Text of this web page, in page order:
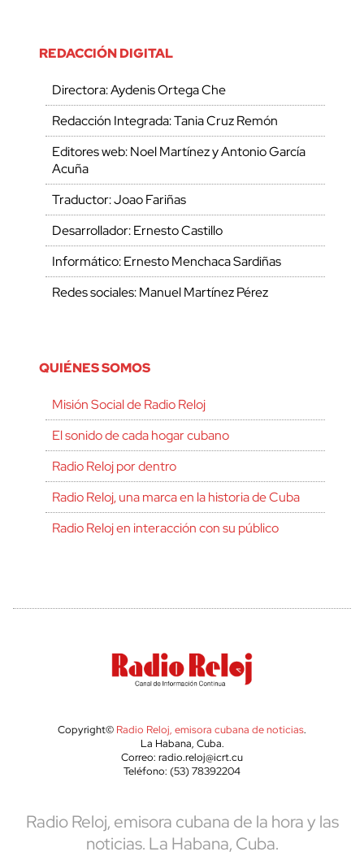
REDACCIÓN DIGITAL
Directora: Aydenis Ortega Che
Redacción Integrada: Tania Cruz Remón
Editores web: Noel Martínez y Antonio García
Acuña
Traductor: Joao Fariñas
Desarrollador: Ernesto Castillo
Informático: Ernesto Menchaca Sardiñas
Redes sociales: Manuel Martínez Pérez
QUIÉNES SOMOS
Misión Social de Radio Reloj
El sonido de cada hogar cubano
Radio Reloj por dentro
Radio Reloj, una marca en la historia de Cuba
Radio Reloj en interacción con su público
Copyright© Radio Reloj, emisora cubana de noticias.
La Habana, Cuba.
Correo: radio.reloj@icrt.cu
Teléfono: (53) 78392204
Radio Reloj, emisora cubana de la hora y las
noticias. La Habana, Cuba.